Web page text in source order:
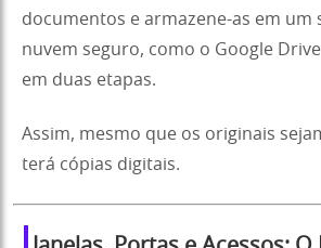
documentos e armazene-as em um
nuvem seguro, como o Google
em duas etapas.
Assim, mesmo que os originais
terá cópias digitais.